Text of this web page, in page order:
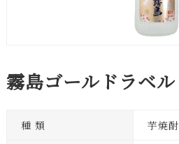
霧島ゴールドラベル
種 類 芋焼酎